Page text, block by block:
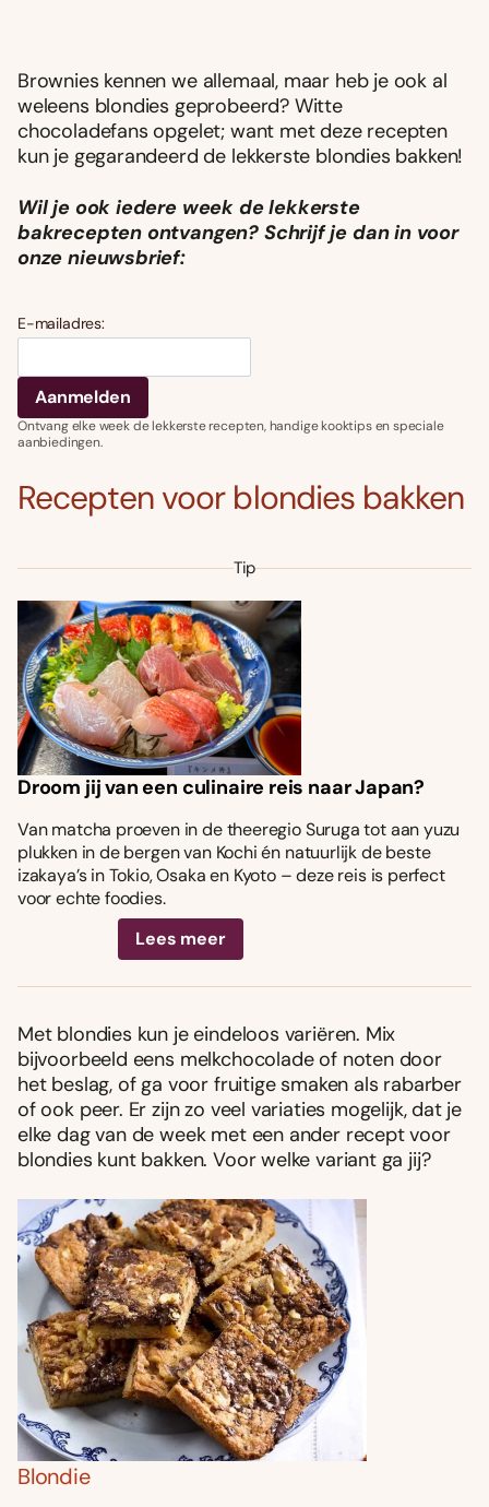
Brownies kennen we allemaal, maar heb je ook al
weleens blondies geprobeerd? Witte
chocoladefans opgelet; want met deze recepten
kun je gegarandeerd de lekkerste blondies bakken!
Wil je ook iedere week de lekkerste
bakrecepten ontvangen? Schrijf je dan in voor
onze nieuwsbrief:
E-mailadres:
Ontvang elke week de lekkerste recepten, handige kooktips en speciale
aanbiedingen.
Recepten voor blondies bakken
Tip
Droom jij van een culinaire reis naar Japan?
Van matcha proeven in de theeregio Suruga tot aan yuzu
plukken in de bergen van Kochi én natuurlijk de beste
izakaya’s in Tokio, Osaka en Kyoto – deze reis is perfect
voor echte foodies.
Lees meer
Met blondies kun je eindeloos variëren. Mix
bijvoorbeeld eens melkchocolade of noten door
het beslag, of ga voor fruitige smaken als rabarber
of ook peer. Er zijn zo veel variaties mogelijk, dat je
elke dag van de week met een ander recept voor
blondies kunt bakken. Voor welke variant ga jij?
Blondie